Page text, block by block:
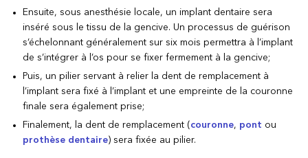
Ensuite, sous anesthésie locale, un implant dentaire sera
inséré sous le tissu de la gencive. Un processus de guérison
s’échelonnant généralement sur six mois permettra à l’implant
de s’intégrer à l’os pour se fixer fermement à la gencive;
Puis, un pilier servant à relier la dent de remplacement à
l’implant sera fixé à l’implant et une empreinte de la couronne
finale sera également prise;
Finalement, la dent de remplacement ( couronne, pont ou
prothèse dentaire) sera fixée au pilier.